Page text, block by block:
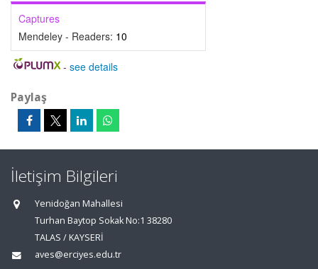
Captures
Mendeley - Readers: 10
- see details
Paylaş
İletişim Bilgileri
Yenidoğan Mahallesi
Turhan Baytop Sokak No:1 38280
TALAS / KAYSERİ
aves@erciyes.edu.tr